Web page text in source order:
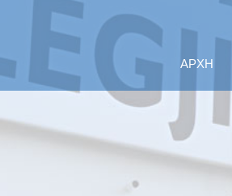
ΑΡΧΗ